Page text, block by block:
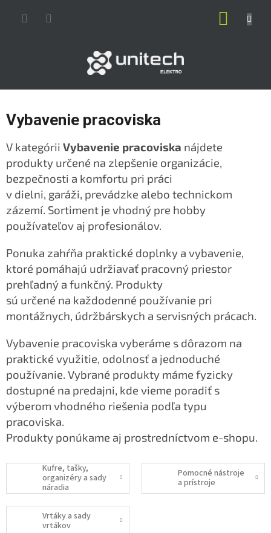
Vybavenie pracoviska
V kategórii Vybavenie pracoviska nájdete
produkty určené na zlepšenie organizácie,
bezpečnosti a komfortu pri práci
v dielni, garáži, prevádzke alebo technickom
zázemí. Sortiment je vhodný pre hobby
používateľov aj profesionálov.
Ponuka zahŕňa praktické doplnky a vybavenie,
ktoré pomáhajú udržiavať pracovný priestor
prehľadný a funkčný. Produkty
sú určené na každodenné používanie pri
montážnych, údržbárskych a servisných prácach.
Vybavenie pracoviska vyberáme s dôrazom na
praktické využitie, odolnosť a jednoduché
používanie. Vybrané produkty máme fyzicky
dostupné na predajni, kde vieme poradiť s
výberom vhodného riešenia podľa typu
pracoviska.
Produkty ponúkame aj prostredníctvom e-shopu.
Kufre, tašky,
organizéry a sady
náradia
Pomocné nástroje
a prístroje
Vrtáky a sady
vrtákov